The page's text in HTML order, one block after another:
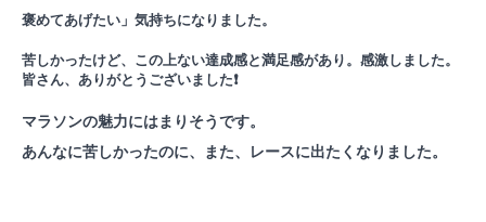
褒めてあげたい」気持ちになりました。
苦しかったけど、この上ない達成感と満足感があり。感激しました。
皆さん、ありがとうございました❗️
マラソンの魅力にはまりそうです。
あんなに苦しかったのに、また、レースに出たくなりました。